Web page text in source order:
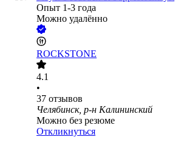
Опыт 1-3 года
Можно удалённо
ROCKSTONE
4.1
•
37 отзывов
Челябинск, р-н Калининский
Можно без резюме
Откликнуться